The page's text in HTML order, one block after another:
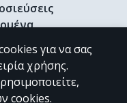
βιβλιογραφία
για να σας
χρήσης.
cookies.